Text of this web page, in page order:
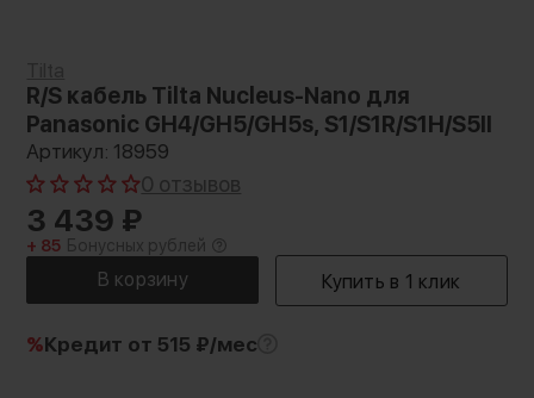
R/S кабель Tilta Nucleus-Nano для
Panasonic GH4/GH5/GH5s, S1/S1R/S1H/S5II
Артикул: 18959
0 отзывов
3 439 ₽
+ 85 Бонусных рублей
%Кредит от 515 ₽/мес